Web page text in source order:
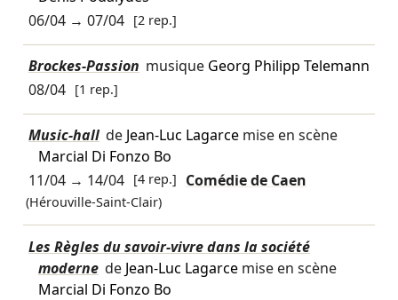
06/04→ 07/04 [2 rep.]
Brockes-Passion musique Georg Philipp Telemann
08/04 [1 rep.]
Music-hall de Jean-Luc Lagarcemise en scène
Marcial Di Fonzo Bo
11/04→ 14/04 [4 rep.] Comédie de Caen
(Hérouville-Saint-Clair)
Les Règles du savoir-vivre dans la société
moderne de Jean-Luc Lagarcemise en scène
Marcial Di Fonzo Bo